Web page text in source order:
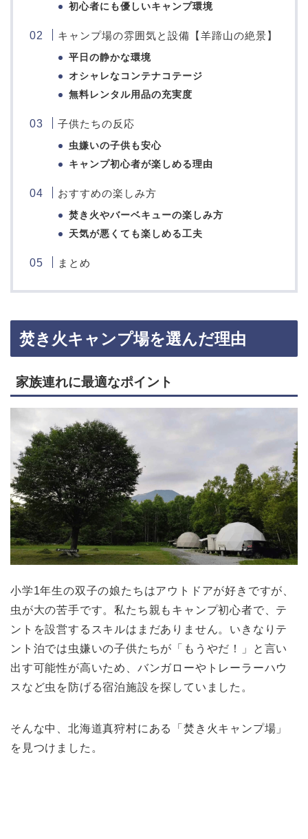
初心者にも優しいキャンプ環境
キャンプ場の雰囲気と設備【羊蹄山の絶景】
平日の静かな環境
オシャレなコンテナコテージ
無料レンタル用品の充実度
子供たちの反応
虫嫌いの子供も安心
キャンプ初心者が楽しめる理由
おすすめの楽しみ方
焚き火やバーベキューの楽しみ方
天気が悪くても楽しめる工夫
まとめ
焚き火キャンプ場を選んだ理由
家族連れに最適なポイント
小学1年生の双子の娘たちはアウトドアが好きですが、
虫が大の苦手です。私たち親もキャンプ初心者で、テ
ントを設営するスキルはまだありません。いきなりテ
ント泊では虫嫌いの子供たちが「もうやだ！」と言い
出す可能性が高いため、バンガローやトレーラーハウ
スなど虫を防げる宿泊施設を探していました。
そんな中、北海道真狩村にある「焚き火キャンプ場」
を見つけました。